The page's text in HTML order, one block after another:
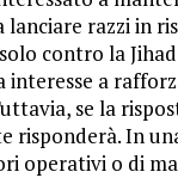
razzi in
contro la
a
se la
risponderà. In
operativi o di